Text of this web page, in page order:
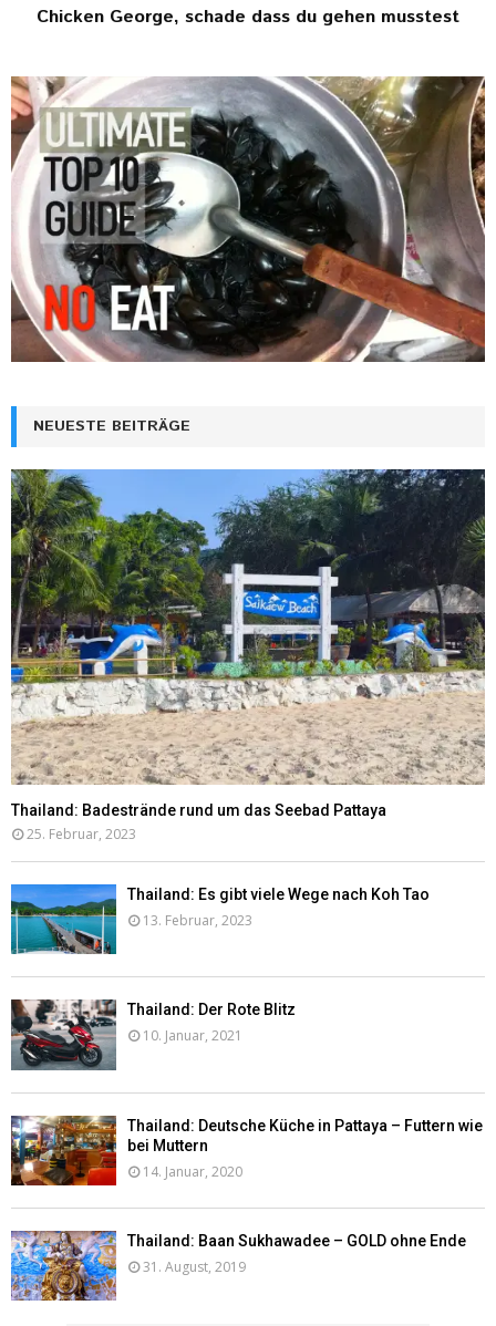
Chicken George, schade dass du gehen musstest
NEUESTE BEITRÄGE
Thailand: Badestrände rund um das Seebad Pattaya
25. Februar, 2023
Thailand: Es gibt viele Wege nach Koh Tao
13. Februar, 2023
Thailand: Der Rote Blitz
10. Januar, 2021
Thailand: Deutsche Küche in Pattaya – Futtern wie
bei Muttern
14. Januar, 2020
Thailand: Baan Sukhawadee – GOLD ohne Ende
31. August, 2019